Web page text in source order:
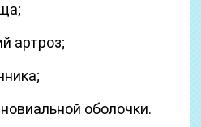
артроз;
оболочки.